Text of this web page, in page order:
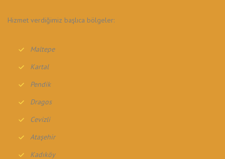
Hizmet verdiğimiz başlıca bölgeler:
Maltepe
Kartal
Pendik
Dragos
Cevizli
Ataşehir
Kadıköy